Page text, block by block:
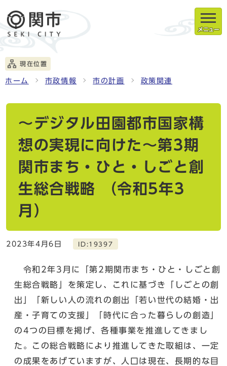
メニュー
現在位置
ホーム 市政情報 市の計画 政策関連
～デジタル田園都市国家構
想の実現に向けた～第3期
関市まち・ひと・しごと創
生総合戦略 （令和5年3
月）
2023年4月6日 ID:19397
令和2年3月に「第2期関市まち・ひと・しごと創
生総合戦略」を策定し、これに基づき「しごとの創
出」「新しい人の流れの創出「若い世代の結婚・出
産・子育ての支援」「時代に合った暮らしの創造」
の4つの目標を掲げ、各種事業を推進してきまし
た。この総合戦略により推進してきた取組は、一定
の成果をあげていますが、人口は現在、長期的な目